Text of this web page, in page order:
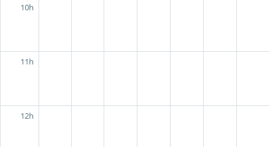
10h
11h
12h